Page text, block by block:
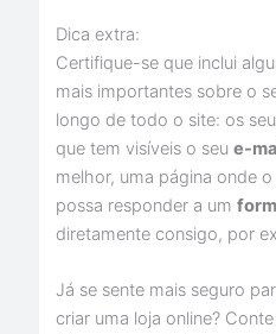
Dica extra:
Certifique-se que inclui
mais importantes sobre o
longo de todo o site: os
que tem visíveis o seue-
melhor, uma página onde
possa responder a um
diretamente consigo, por
Já se sente mais seguro
criar uma loja online?